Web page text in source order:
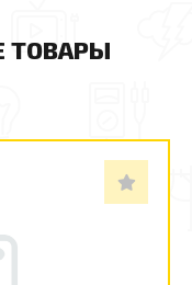
ТОВАРЫ